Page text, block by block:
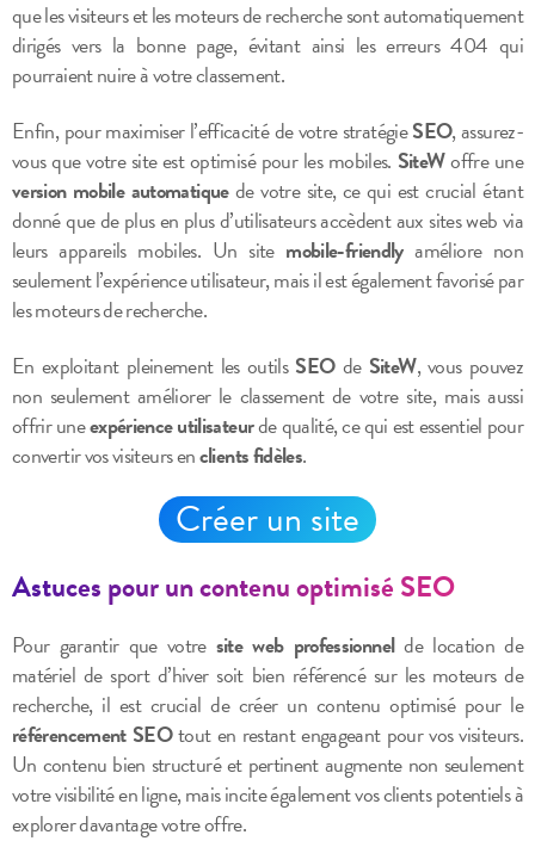
que les visiteurs et les moteurs de recherche sont automatiquement
dirigés vers la bonne page, évitant ainsi les erreurs 404 qui
pourraient nuire à votre classement.
Enfin, pour maximiser l’efficacité de votre stratégieSEO, assurez-
vous que votre site est optimisé pour les mobiles. SiteWoffre une
version mobile automatiquede votre site, ce qui est crucial étant
donné que de plus en plus d’utilisateurs accèdent aux sites web via
leurs appareils mobiles. Un site mobile-friendlyaméliore non
seulement l’expérience utilisateur, mais il est également favorisé par
les moteurs de recherche.
En exploitant pleinement les outils SEOde SiteW, vous pouvez
non seulement améliorer le classement de votre site, mais aussi
offrir uneexpérience utilisateurde qualité, ce qui est essentiel pour
convertir vos visiteurs enclients fidèles.
Créer un site
Astuces pour un contenu optimisé SEO
Pour garantir que votre site web professionnelde location de
matériel de sport d’hiver soit bien référencé sur les moteurs de
recherche, il est crucial de créer un contenu optimisé pour le
référencement SEOtout en restant engageant pour vos visiteurs.
Un contenu bien structuré et pertinent augmente non seulement
votre visibilité en ligne, mais incite également vos clients potentiels à
explorer davantage votre offre.